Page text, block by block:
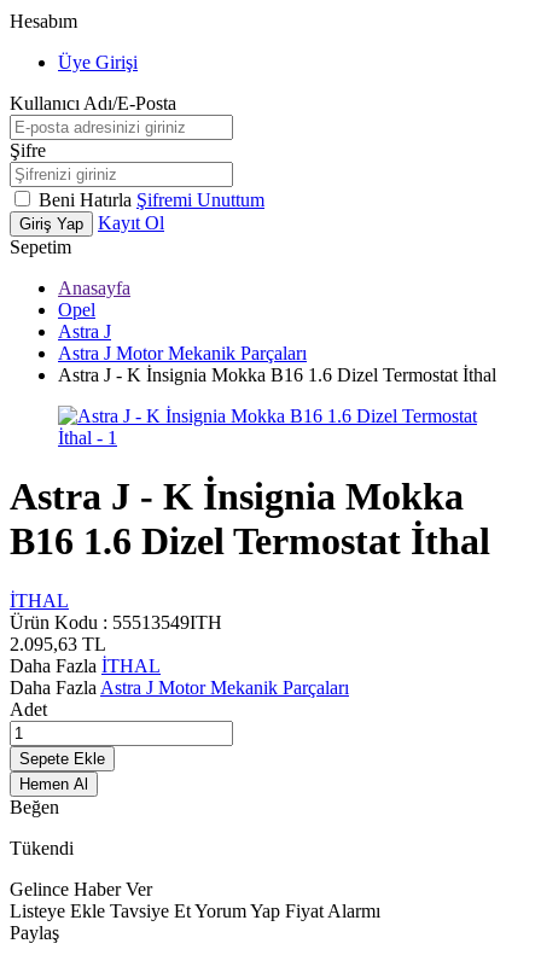
Hesabım
Üye Girişi
Kullanıcı Adı/E-Posta
Şifre
Beni Hatırla Şifremi Unuttum
Giriş Yap
Kayıt Ol
Sepetim
Anasayfa
Opel
Astra J
Astra J Motor Mekanik Parçaları
Astra J - K İnsignia Mokka B16 1.6 Dizel Termostat İthal
Astra J - K İnsignia Mokka
B16 1.6 Dizel Termostat İthal
İTHAL
Ürün Kodu : 55513549ITH
2.095,63 TL
Daha Fazla İTHAL
Daha Fazla Astra J Motor Mekanik Parçaları
Adet
Sepete Ekle
Hemen Al
Beğen
Tükendi
Gelince Haber Ver
Listeye Ekle Tavsiye EtYorum Yap Fiyat Alarmı
Paylaş